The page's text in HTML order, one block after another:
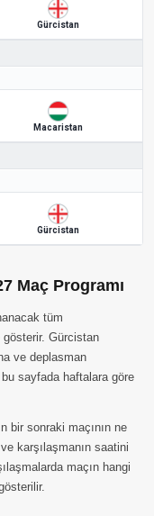
Gürcistan
Macaristan
Gürcistan
Maç Programı
tüm
gösterir. Gürcistan
ve deplasman
sayfada haftalara göre
bir sonraki maçının ne
karşılaşmanın saatini
maçın hangi